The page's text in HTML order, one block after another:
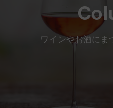
ワインやお酒にま